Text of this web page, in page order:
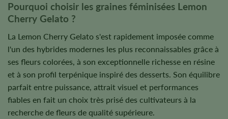
Pourquoi choisir les graines féminisées Lemon
Cherry Gelato ?
La Lemon Cherry Gelato s'est rapidement imposée comme
l'un des hybrides modernes les plus reconnaissables grâce à
ses fleurs colorées, à son exceptionnelle richesse en résine
et à son profil terpénique inspiré des desserts. Son équilibre
parfait entre puissance, attrait visuel et performances
fiables en fait un choix très prisé des cultivateurs à la
recherche de fleurs de qualité supérieure.